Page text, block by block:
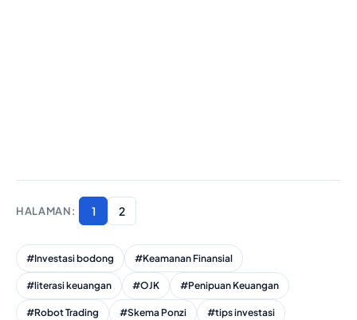
1 2
#Investasi bodong #Keamanan Finansial
#literasi keuangan #OJK #Penipuan Keuangan
#Robot Trading #Skema Ponzi #tips investasi